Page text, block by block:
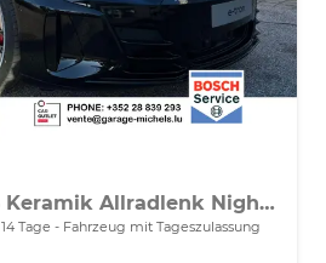
basis quattro RS Keramik Allradlenk NightVis
14 Tage Fahrzeug mit Tageszulassung